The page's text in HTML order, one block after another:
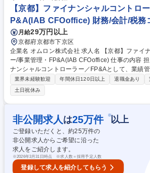
【京都】ファイナンシャルコントロ
P&A(IAB CFOoffice) 財務/会計/税務
月給29万円以上
京都府京都市下京区
企業名 オムロン株式会社 求人名 【京都】ファイナンシャルコントローラ
ー/事業管理・FP&A(IAB CFOoffice) 仕事の内容 担当事業・部門のファイ
ナンシャルコントローラー／FP&Aとして、業績
画策定を中心に担っていただきます。 具体的には
います。 ■PL/BSの策定とローリング ■月次／四半期／年次での業績分
析、予実差異分析 ■事業計画、中期計画、シナリ
責任者への数値面からの提言、意思決定支援 ■営
海外拠点との連携 ■収益性改善、コスト最適化に
案 募集職種 【京都】ファイナンシャルコントローラー/事業管理・FP&A(I
AB CFOoffice)
業界未経験歓迎 年間休日120日以上 退職金あり
土日祝休み
非公開求人 は25万件 ※以上
ご登録いただくと、約25万件の
非公開求人からご希望に沿った
求人をご紹介します。
※2026年3月31日時点 ※求人数＝採用予定人数
登録して求人を紹介してもらう